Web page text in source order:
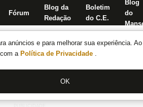
anúncios e para melhorar sua experiência.
a Política de Privacidade .
OK
Fórum
Blog da
Redação
Boletim
do C.E.
Blog
do